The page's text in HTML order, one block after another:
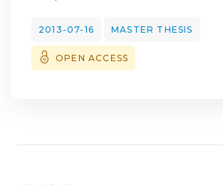
enriquecer as
práticas no jardim-de-infância e
grupo de crianças, experiências
2013-07-16 MASTER THESIS
OPEN ACCESS